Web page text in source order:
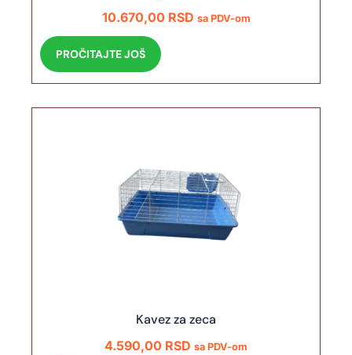
10.670,00 RSD sa PDV-om
PROČITAJTE JOŠ
Kavez za zeca
4.590,00 RSD sa PDV-om